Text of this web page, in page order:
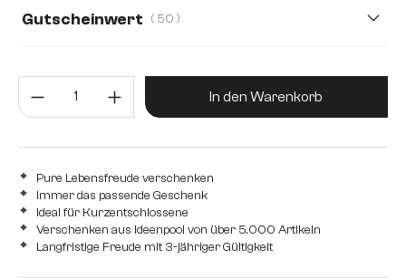
Gutscheinwert ( 50 )
300 500 Produkt Anzahl: Gib den
In den Warenkorb
Pure Lebensfreude verschenken
Immer das passende Geschenk
Ideal für Kurzentschlossene
Verschenken aus Ideenpool von über 5.000 Artikeln
Langfristige Freude mit 3-jähriger Gültigkeit